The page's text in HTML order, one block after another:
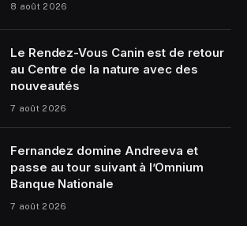
8 août 2026
Le Rendez-Vous Canin est de retour
au Centre de la nature avec des
nouveautés
7 août 2026
Fernandez domine Andreeva et
passe au tour suivant à l’Omnium
Banque Nationale
7 août 2026